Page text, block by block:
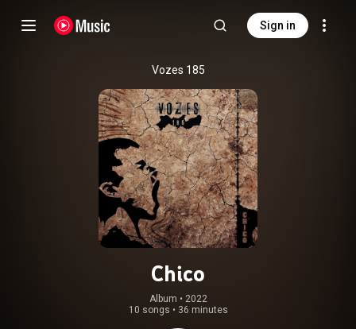
Sign in
Vozes 185
Chico
Album • 2022
10 songs • 36 minutes